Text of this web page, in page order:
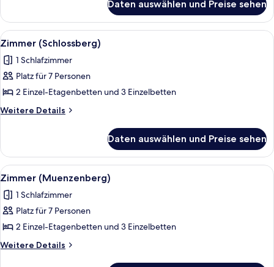
(Calciumquelle)
Daten auswählen und Preise sehen
Alle
Fotos
für
Zimmer
(Schlossberg)
anzeigen
2
Zimmer (Schlossberg)
1 Schlafzimmer
Platz für 7 Personen
2 Einzel-Etagenbetten und 3 Einzelbetten
Weitere Details
Weitere
(Schlossberg)
Daten auswählen und Preise sehen
Alle
Fotos
für
Zimmer
(Muenzenberg)
anzeigen
Zimmer (Muenzenberg) | Bettwäsche
2
Zimmer (Muenzenberg)
1 Schlafzimmer
Platz für 7 Personen
2 Einzel-Etagenbetten und 3 Einzelbetten
Weitere Details
Weitere